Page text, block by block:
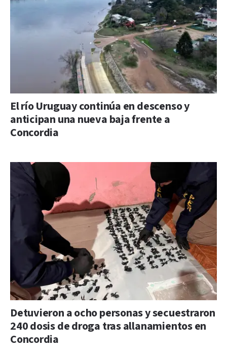
El río Uruguay continúa en descenso y
anticipan una nueva baja frente a
Concordia
Detuvieron a ocho personas y secuestraron
240 dosis de droga tras allanamientos en
Concordia